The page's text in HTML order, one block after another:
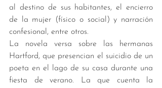
al destino de sus habitantes, el encierro
de la mujer (físico o social) y narración
confesional, entre otros.
La novela versa sobre las hermanas
Hartford, que presencian el suicidio de un
poeta en el lago de su casa durante una
fiesta de verano. La que cuenta la